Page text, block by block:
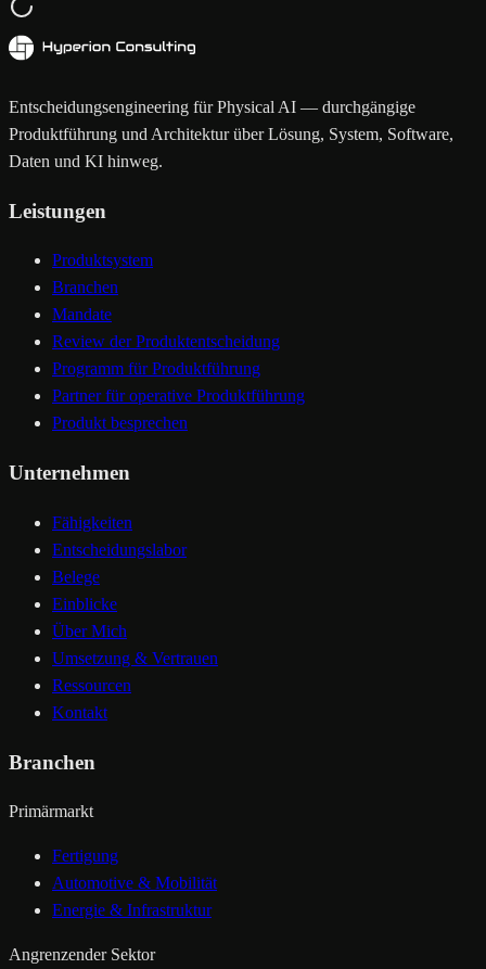
Entscheidungsengineering für Physical AI — durchgängige
Produktführung und Architektur über Lösung, System, Software,
Daten und KI hinweg.
Leistungen
Produktsystem
Branchen
Mandate
Review der Produktentscheidung
Programm für Produktführung
Partner für operative Produktführung
Produkt besprechen
Unternehmen
Fähigkeiten
Entscheidungslabor
Belege
Einblicke
Über Mich
Umsetzung & Vertrauen
Ressourcen
Kontakt
Branchen
Primärmarkt
Fertigung
Automotive & Mobilität
Energie & Infrastruktur
Angrenzender Sektor